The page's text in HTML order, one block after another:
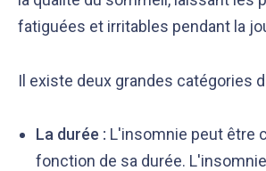
s’assurer de la précision des
qu’avec les dernières
fatiguées et irritables pendant la
Il existe deux grandes catégories
La durée : L'insomnie peut être
fonction de sa durée.